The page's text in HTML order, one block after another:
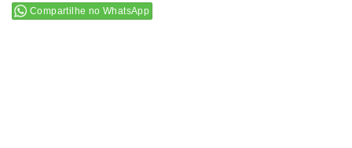
Compartilhe no WhatsApp